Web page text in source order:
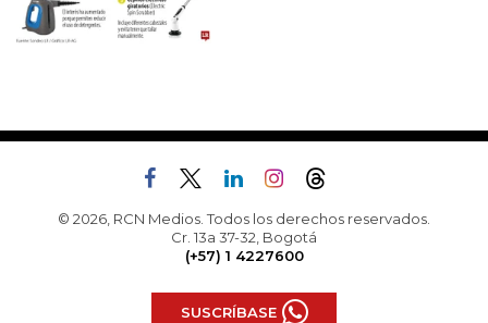
© 2026, RCN Medios. Todos los derechos reservados.
Cr. 13a 37-32, Bogotá
(+57) 1 4227600
SUSCRÍBASE